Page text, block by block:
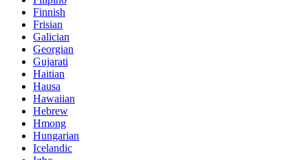
Finnish
Frisian
Galician
Georgian
Gujarati
Haitian
Hausa
Hawaiian
Hebrew
Hmong
Hungarian
Icelandic